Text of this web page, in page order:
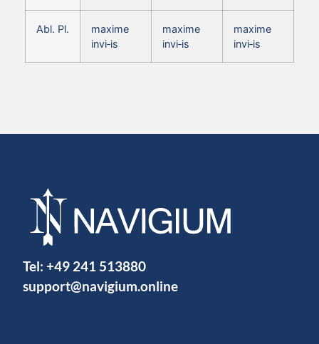
Abl. Pl.
maxime
invi‑is
maxime
invi‑is
maxime
invi‑is
Tel: +49 241 513880
support@navigium.online